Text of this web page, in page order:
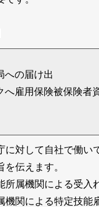
への届け出
へ雇用保険被保険者
に対して自社で働い
を伝えます。
所属機関による受入
機関による特定技能